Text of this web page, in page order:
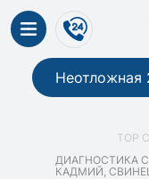
Неотложная
TOP
ДИАГНОСТИКА
КАДМИЙ,